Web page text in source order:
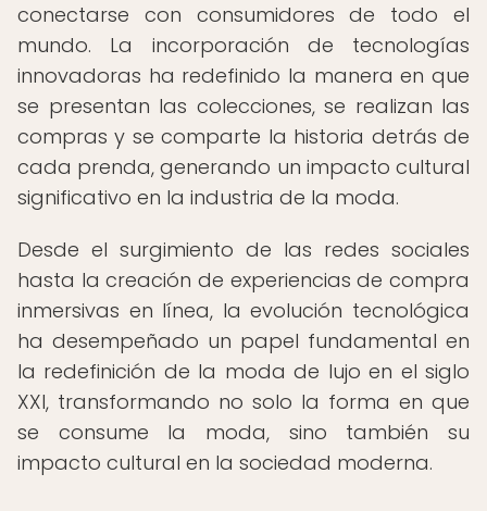
conectarse con consumidores de todo el
mundo. La incorporación de tecnologías
innovadoras ha redefinido la manera en que
se presentan las colecciones, se realizan las
compras y se comparte la historia detrás de
cada prenda, generando un impacto cultural
significativo en la industria de la moda.
Desde el surgimiento de las redes sociales
hasta la creación de experiencias de compra
inmersivas en línea, la evolución tecnológica
ha desempeñado un papel fundamental en
la redefinición de la moda de lujo en el siglo
XXI, transformando no solo la forma en que
se consume la moda, sino también su
impacto cultural en la sociedad moderna.